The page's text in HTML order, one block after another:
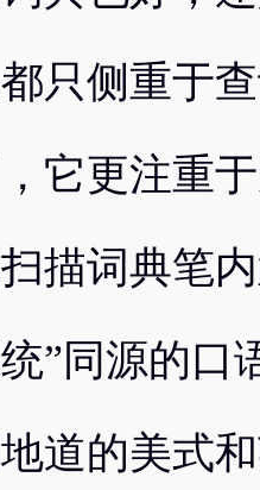
只侧重于
它更注重
描词典笔
”同源的口
道的美式